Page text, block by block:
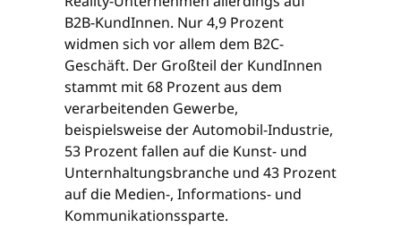
B2B-KundInnen. Nur 4,9 Prozent
widmen sich vor allem dem B2C-
Geschäft. Der Großteil der KundInnen
stammt mit 68 Prozent aus dem
verarbeitenden Gewerbe,
beispielsweise der Automobil-Industrie,
53 Prozent fallen auf die Kunst- und
Unternhaltungsbranche und 43 Prozent
auf die Medien-, Informations- und
Kommunikationssparte.